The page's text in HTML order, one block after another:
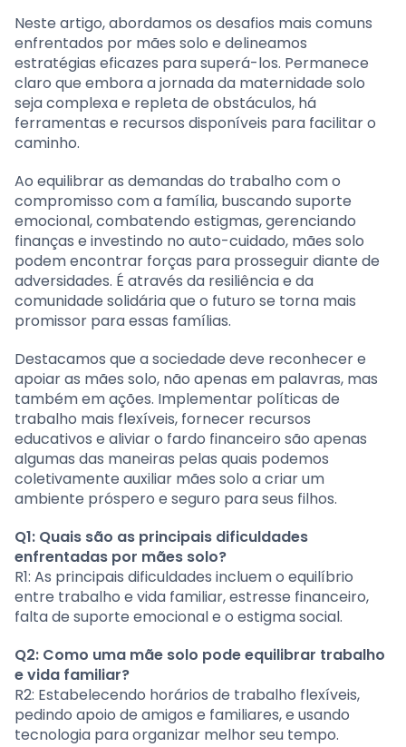
Neste artigo, abordamos os desafios mais comuns
enfrentados por mães solo e delineamos
estratégias eficazes para superá-los. Permanece
claro que embora a jornada da maternidade solo
seja complexa e repleta de obstáculos, há
ferramentas e recursos disponíveis para facilitar o
caminho.
Ao equilibrar as demandas do trabalho com o
compromisso com a família, buscando suporte
emocional, combatendo estigmas, gerenciando
finanças e investindo no auto-cuidado, mães solo
podem encontrar forças para prosseguir diante de
adversidades. É através da resiliência e da
comunidade solidária que o futuro se torna mais
promissor para essas famílias.
Destacamos que a sociedade deve reconhecer e
apoiar as mães solo, não apenas em palavras, mas
também em ações. Implementar políticas de
trabalho mais flexíveis, fornecer recursos
educativos e aliviar o fardo financeiro são apenas
algumas das maneiras pelas quais podemos
coletivamente auxiliar mães solo a criar um
ambiente próspero e seguro para seus filhos.
Q1: Quais são as principais dificuldades
enfrentadas por mães solo?
R1: As principais dificuldades incluem o equilíbrio
entre trabalho e vida familiar, estresse financeiro,
falta de suporte emocional e o estigma social.
Q2: Como uma mãe solo pode equilibrar trabalho
e vida familiar?
R2: Estabelecendo horários de trabalho flexíveis,
pedindo apoio de amigos e familiares, e usando
tecnologia para organizar melhor seu tempo.